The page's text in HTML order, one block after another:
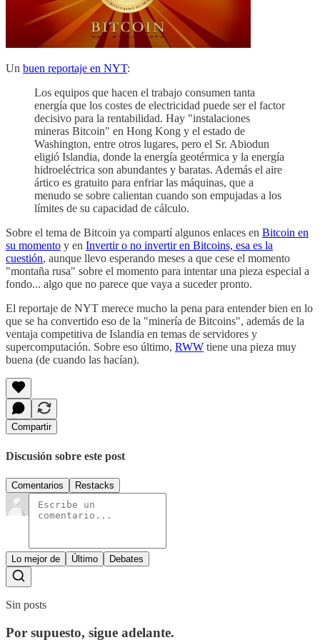
Un buen reportaje en NYT:
Los equipos que hacen el trabajo consumen tanta
energía que los costes de electricidad puede ser el factor
decisivo para la rentabilidad. Hay "instalaciones
mineras Bitcoin" en Hong Kong y el estado de
Washington, entre otros lugares, pero el Sr. Abiodun
eligió Islandia, donde la energía geotérmica y la energía
hidroeléctrica son abundantes y baratas. Además el aire
ártico es gratuito para enfriar las máquinas, que a
menudo se sobre calientan cuando son empujadas a los
límites de su capacidad de cálculo.
Sobre el tema de Bitcoin ya compartí algunos enlaces en Bitcoin en
su momento y en Invertir o no invertir en Bitcoins, esa es la
cuestión, aunque llevo esperando meses a que cese el momento
"montaña rusa" sobre el momento para intentar una pieza especial a
fondo... algo que no parece que vaya a suceder pronto.
El reportaje de NYT merece mucho la pena para entender bien en lo
que se ha convertido eso de la "minería de Bitcoins", además de la
ventaja competitiva de Islandia en temas de servidores y
supercomputación. Sobre eso último, RWW tiene una pieza muy
buena (de cuando las hacían).
Compartir
Discusión sobre este post
Comentarios Restacks
Lo mejor de Último Debates
Sin posts
Por supuesto, sigue adelante.